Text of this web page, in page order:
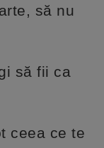
să nu
să fii ca
ceea ce te